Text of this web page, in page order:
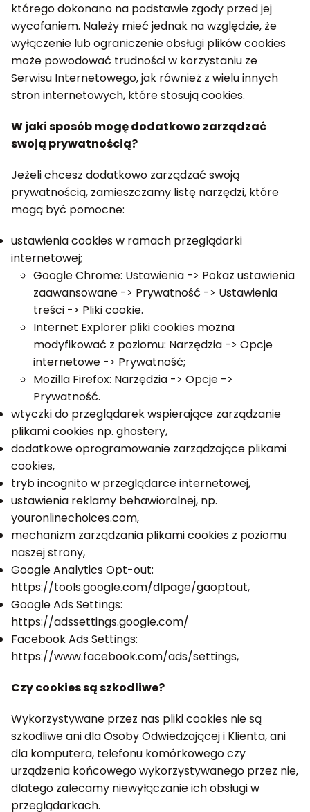
którego dokonano na podstawie zgody przed jej
wycofaniem. Należy mieć jednak na względzie, że
wyłączenie lub ograniczenie obsługi plików cookies
może powodować trudności w korzystaniu ze
Serwisu Internetowego, jak również z wielu innych
stron internetowych, które stosują cookies.
W jaki sposób mogę dodatkowo zarządzać
swoją prywatnością?
Jeżeli chcesz dodatkowo zarządzać swoją
prywatnością, zamieszczamy listę narzędzi, które
mogą być pomocne:
ustawienia cookies w ramach przeglądarki
internetowej;
Google Chrome: Ustawienia -> Pokaż ustawienia
zaawansowane -> Prywatność -> Ustawienia
treści -> Pliki cookie.
Internet Explorer pliki cookies można
modyfikować z poziomu: Narzędzia -> Opcje
internetowe -> Prywatność;
Mozilla Firefox: Narzędzia -> Opcje ->
Prywatność.
wtyczki do przeglądarek wspierające zarządzanie
plikami cookies np. ghostery,
dodatkowe oprogramowanie zarządzające plikami
cookies,
tryb incognito w przeglądarce internetowej,
ustawienia reklamy behawioralnej, np.
youronlinechoices.com,
mechanizm zarządzania plikami cookies z poziomu
naszej strony,
Google Analytics Opt-out:
https://tools.google.com/dlpage/gaoptout,
Google Ads Settings:
https://adssettings.google.com/
Facebook Ads Settings:
https://www.facebook.com/ads/settings,
Czy cookies są szkodliwe?
Wykorzystywane przez nas pliki cookies nie są
szkodliwe ani dla Osoby Odwiedzającej i Klienta, ani
dla komputera, telefonu komórkowego czy
urządzenia końcowego wykorzystywanego przez nie,
dlatego zalecamy niewyłączanie ich obsługi w
przeglądarkach.